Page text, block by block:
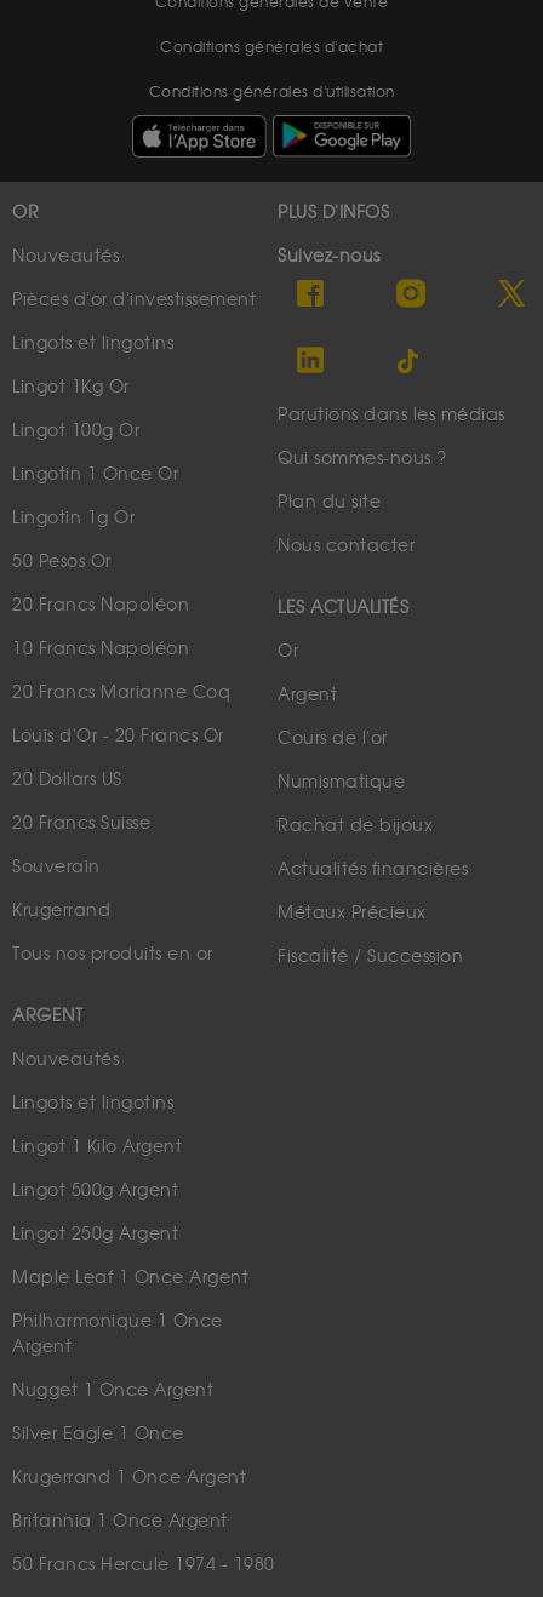
Conditions générales d'achat
Conditions générales d'utilisation
OR
Nouveautés
Pièces d'or d'investissement
Lingots et lingotins
Lingot 1Kg Or
Lingot 100g Or
Lingotin 1 Once Or
Lingotin 1g Or
50 Pesos Or
20 Francs Napoléon
10 Francs Napoléon
20 Francs Marianne Coq
Louis d'Or - 20 Francs Or
20 Dollars US
20 Francs Suisse
Souverain
Krugerrand
Tous nos produits en or
ARGENT
Nouveautés
Lingots et lingotins
Lingot 1 Kilo Argent
Lingot 500g Argent
Lingot 250g Argent
Maple Leaf 1 Once Argent
Philharmonique 1 Once
Argent
Nugget 1 Once Argent
Silver Eagle 1 Once
Krugerrand 1 Once Argent
Britannia 1 Once Argent
50 Francs Hercule 1974 - 1980
PLUS D'INFOS
Suivez-nous
Parutions dans les médias
Qui sommes-nous ?
Plan du site
Nous contacter
LES ACTUALITÉS
Or
Argent
Cours de l'or
Numismatique
Rachat de bijoux
Actualités financières
Métaux Précieux
Fiscalité / Succession